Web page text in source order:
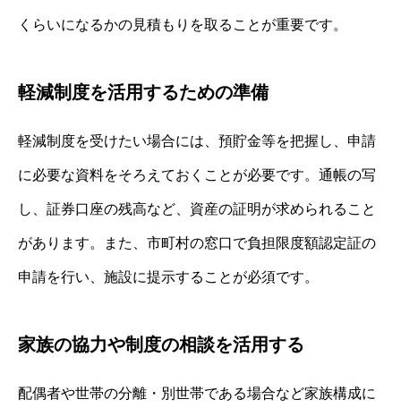
くらいになるかの見積もりを取ることが重要です。
軽減制度を活用するための準備
軽減制度を受けたい場合には、預貯金等を把握し、申請
に必要な資料をそろえておくことが必要です。通帳の写
し、証券口座の残高など、資産の証明が求められること
があります。また、市町村の窓口で負担限度額認定証の
申請を行い、施設に提示することが必須です。
家族の協力や制度の相談を活用する
配偶者や世帯の分離・別世帯である場合など家族構成に